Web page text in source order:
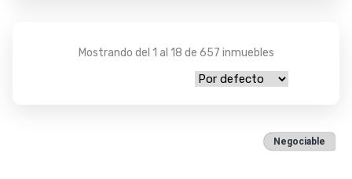
Mostrando del 1 al 18 de 657 inmuebles
Negociable